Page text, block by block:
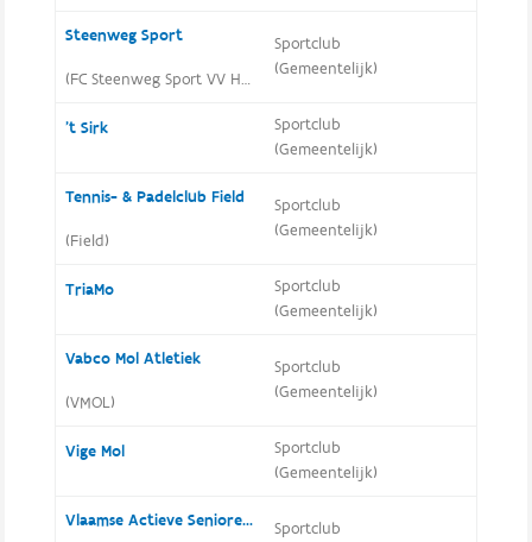
Steenweg Sport
(FC Steenweg Sport VV Hei)
Sportclub
(Gemeentelijk)
't Sirk
Sportclub
(Gemeentelijk)
Tennis- & Padelclub Field
(Field)
Sportclub
(Gemeentelijk)
TriaMo
Sportclub
(Gemeentelijk)
Vabco Mol Atletiek
(VMOL)
Sportclub
(Gemeentelijk)
Vige Mol
Sportclub
(Gemeentelijk)
Vlaamse Actieve Senioren Mol-Oost
Sportclub